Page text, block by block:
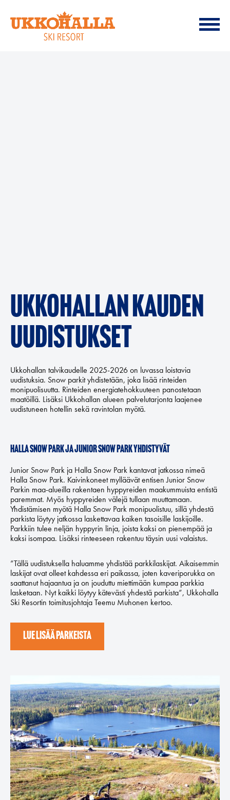
Ukkohallan kauden
uudistukset
Ukkohallan talvikaudelle 2025-2026 on luvassa loistavia
uudistuksia. Snow parkit yhdistetään, joka lisää rinteiden
monipuolisuutta. Rinteiden energiatehokkuuteen panostetaan
maatöillä. Lisäksi Ukkohallan alueen palvelutarjonta laajenee
uudistuneen hotellin sekä ravintolan myötä.
Halla Snow Park ja Junior Snow park yhdistyvät
Junior Snow Park ja Halla Snow Park kantavat jatkossa nimeä
Halla Snow Park. Kaivinkoneet mylläävät entisen Junior Snow
Parkin maa-alueilla rakentaen hyppyreiden maakummuista entistä
paremmat. Myös hyppyreiden välejä tullaan muuttamaan.
Yhdistämisen myötä Halla Snow Park monipuolistuu, sillä yhdestä
parkista löytyy jatkossa laskettavaa kaiken tasoisille laskijoille.
Parkkiin tulee neljän hyppyrin linja, joista kaksi on pienempää ja
kaksi isompaa. Lisäksi rinteeseen rakentuu täysin uusi valaistus.
”Tällä uudistuksella haluamme yhdistää parkkilaskijat. Aikaisemmin
laskijat ovat olleet kahdessa eri paikassa, joten kaveriporukka on
saattanut hajaantua ja on jouduttu miettimään kumpaa parkkia
lasketaan. Nyt kaikki löytyy kätevästi yhdestä parkista”, Ukkohalla
Ski Resortin toimitusjohtaja Teemu Muhonen kertoo.
LUE LISÄÄ PARKEISTA